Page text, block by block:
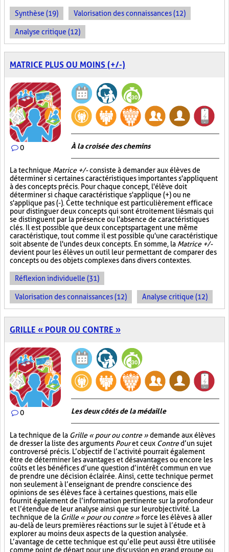
Synthèse (19) Valorisation des connaissances (12)
Analyse critique (12)
MATRICE PLUS OU MOINS (+/-)
0 À la croisée des chemins
La technique Matrice +/-consiste à demander aux élèves de
déterminer si certaines caractéristiques importantes s'appliquent
à des concepts précis. Pour chaque concept, l'élève doit
déterminer si chaque caractéristique s'applique (+) ou ne
s'applique pas (-). Cette technique est particulièrement efficace
pour distinguer deux concepts qui sont étroitement liés mais qui
se distinguent par la présence ou l'absence de caractéristiques
clés. Il est possible que deux concepts partagent une même
caractéristique, tout comme il est possible qu'une caractéristique
soit absente de l'un des deux concepts. En somme, la Matrice +/-
devient pour les élèves un outil leur permettant de comparer des
concepts ou des objets complexes dans divers contextes.
Réflexion individuelle (31)
Valorisation des connaissances (12) Analyse critique (12)
GRILLE « POUR OU CONTRE »
0 Les deux côtés de la médaille
La technique de la Grille « pour ou contre »demande aux élèves
de dresser la liste des arguments Pouret ceux Contred’un sujet
controversé précis. L’objectif de l’activité pourrait également
être de déterminer les avantages et désavantages ou encore les
coûts et les bénéfices d’une question d’intérêt commun en vue
de prendre une décision éclairée. Ainsi, cette technique permet
non seulement à l’enseignant de prendre conscience des
opinions de ses élèves face à certaines questions, mais elle
fournit également de l’information pertinente sur la profondeur
et l’étendue de leur analyse ainsi que sur leur objectivité. La
technique de la Grille « pour ou contre »force les élèves à aller
au-delà de leurs premières réactions sur le sujet à l’étude et à
explorer au moins deux aspects de la question analysée.
L’avantage de cette technique est qu’elle peut aussi être utilisée
comme point de départ pour une discussion en grand groupe ou